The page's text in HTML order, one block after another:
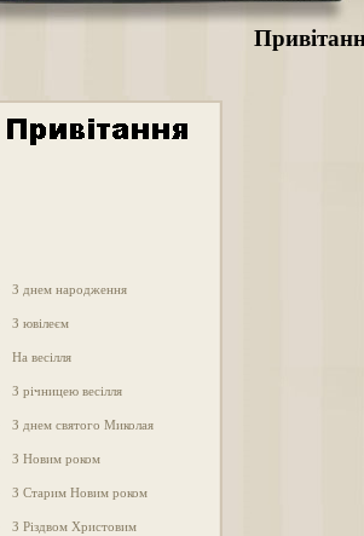
З днем народження
З ювілеєм
На весілля
З річницею весілля
З днем святого Миколая
З Новим роком
З Старим Новим роком
З Різдвом Христовим